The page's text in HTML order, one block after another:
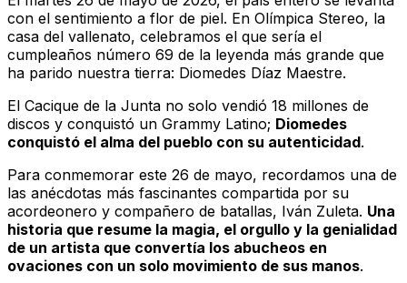
con el sentimiento a flor de piel. En Olímpica Stereo, la
casa del vallenato, celebramos el que sería el
cumpleaños número 69 de la leyenda más grande que
ha parido nuestra tierra: Diomedes Díaz Maestre.
El Cacique de la Junta no solo vendió 18 millones de
discos y conquistó un Grammy Latino; Diomedes
conquistó el alma del pueblo con su autenticidad.
Para conmemorar este 26 de mayo, recordamos una de
las anécdotas más fascinantes compartida por su
acordeonero y compañero de batallas, Iván Zuleta. Una
historia que resume la magia, el orgullo y la genialidad
de un artista que convertía los abucheos en
ovaciones con un solo movimiento de sus manos.